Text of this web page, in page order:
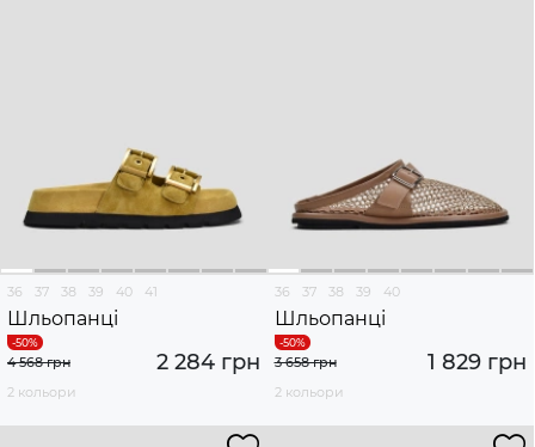
36 37 38 39 40 41
Шльопанці
2 284 грн
4 568 грн
2 кольори
36 37 38 39 40
Шльопанці
1 829 грн
3 658 грн
2 кольори